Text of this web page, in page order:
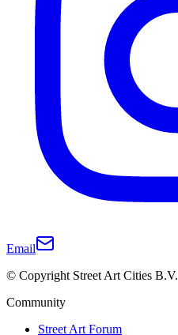
Email
© Copyright Street Art Cities B.V.
Community
Street Art Forum